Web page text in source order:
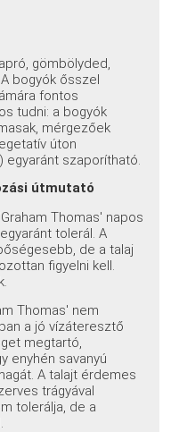
gömbölyded,
bogyók ősszel
fontos
tudni: a bogyók
mérgezőek
úton
egyaránt szaporítható.
útmutató
Thomas' napos
tolerál. A
de a talaj
figyelni kell.
Thomas' nem
a jó vízáteresztő
megtartó,
enyhén savanyú
A talajt érdemes
trágyával
tolerálja, de a